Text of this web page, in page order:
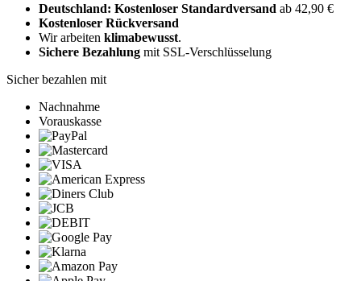
Deutschland: Kostenloser Standardversand ab 42,90 €
Kostenloser Rückversand
Wir arbeiten klimabewusst.
Sichere Bezahlung mit SSL-Verschlüsselung
Sicher bezahlen mit
Nachnahme
Vorauskasse